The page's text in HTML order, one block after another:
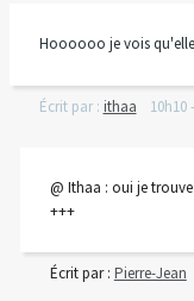
Hoooooo je vois
Écrit par : ithaa 10h10-
@ Ithaa : oui je
+++
Écrit par : Pierre-Jean